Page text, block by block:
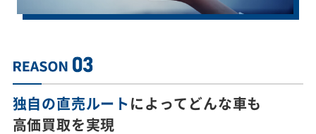
独自の直売ルートによってどんな車も
高価買取を実現